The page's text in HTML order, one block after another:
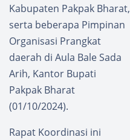
Kabupaten Pakpak Bharat,
serta beberapa Pimpinan
Organisasi Prangkat
daerah di Aula Bale Sada
Arih, Kantor Bupati
Pakpak Bharat
(01/10/2024).
Rapat Koordinasi ini